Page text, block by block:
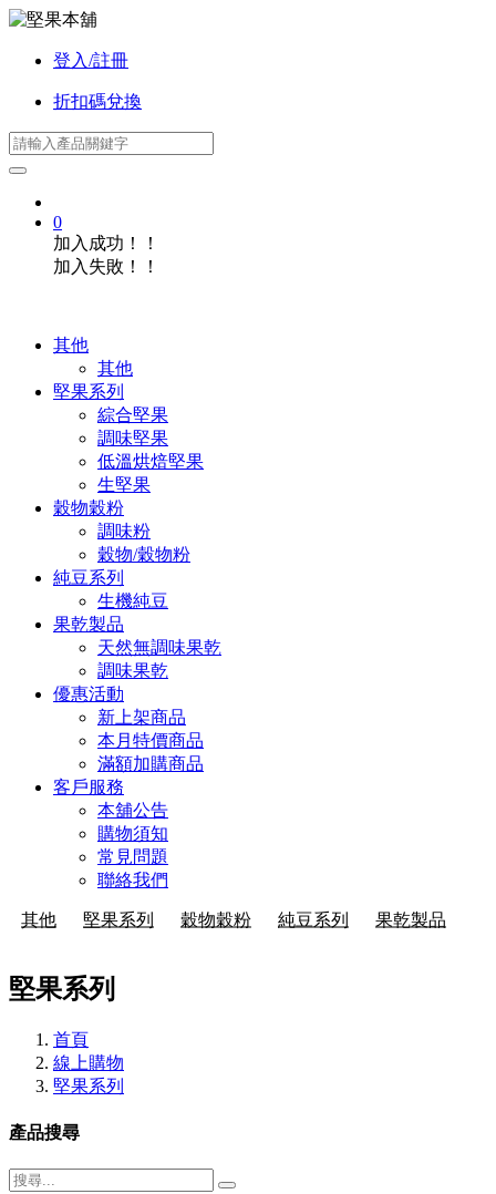
登入/註冊
折扣碼兌換
0
加入成功！！
加入失敗！！
其他
其他
堅果系列
綜合堅果
調味堅果
低溫烘焙堅果
生堅果
穀物穀粉
調味粉
穀物/穀物粉
純豆系列
生機純豆
果乾製品
天然無調味果乾
調味果乾
優惠活動
新上架商品
本月特價商品
滿額加購商品
客戶服務
本舖公告
購物須知
常見問題
聯絡我們
其他 堅果系列 穀物穀粉 純豆系列 果乾製品
堅果系列
首頁
線上購物
堅果系列
產品搜尋